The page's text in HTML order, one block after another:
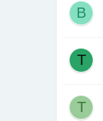
B
T
T